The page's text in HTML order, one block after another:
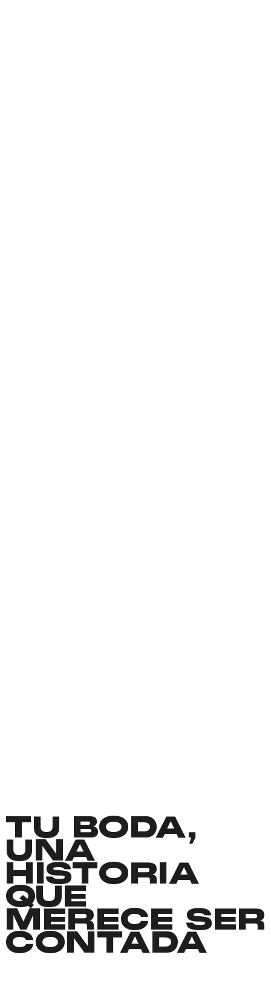
TU BODA,
UNA
HISTORIA
QUE
MERECE SER
CONTADA